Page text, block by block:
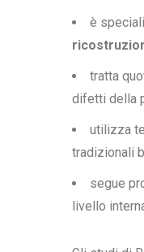
è
tratta
difetti della
utilizza
tradizionali
segue
livello